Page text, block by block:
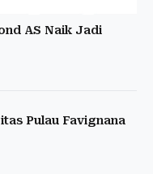
AS Naik Jadi
Pulau Favignana